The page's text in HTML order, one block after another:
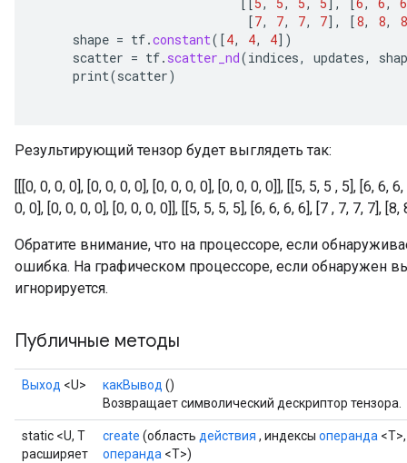
[7, 7, 7, 7] , [8, 8,
8
shape = tf.constant( [4, 4, 4] )
scatter = tf. scatter_nd(indices, updates,
print(scatter)
Результирующий тензор будет выглядеть так:
[[[0, 0, 0, 0], [0, 0, 0, 0], [0, 0, 0, 0], [0, 0, 0, 0]], [[5, 5, 5 , 5], [6, 6,
0, 0], [0, 0, 0, 0], [0, 0, 0, 0]], [[5, 5, 5, 5], [6, 6, 6, 6], [7 , 7, 7, 7], [8,
Обратите внимание, что на процессоре, если
ошибка. На графическом процессоре, если обнаружен
игнорируется.
Публичные методы
Выход <U> какВывод ()
Возвращает символический дескриптор тензора.
static <U, T
расширяет
create (область действия , индексы операнда
операнда <T>)